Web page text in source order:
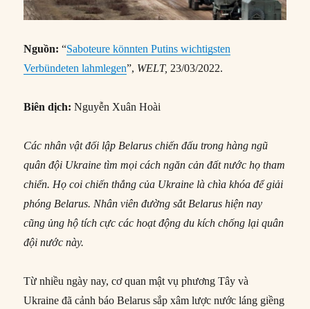
Nguồn:“Saboteure könnten Putins wichtigsten
Verbündeten lahmlegen”, WELT, 23/03/2022.
Biên dịch: Nguyễn Xuân Hoài
Các nhân vật đối lập Belarus chiến đấu trong hàng ngũ
quân đội Ukraine tìm mọi cách ngăn cản đất nước họ tham
chiến. Họ coi chiến thắng của Ukraine là chìa khóa để giải
phóng Belarus. Nhân viên đường sắt Belarus hiện nay
cũng ủng hộ tích cực các hoạt động du kích chống lại quân
đội nước này.
Từ nhiều ngày nay, cơ quan mật vụ phương Tây và
Ukraine đã cảnh báo Belarus sắp xâm lược nước láng giềng